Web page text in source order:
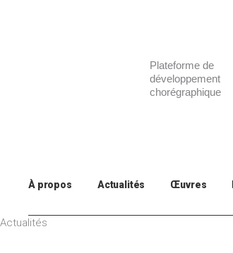
Plateforme de
développement
chorégraphique
À propos Actualités Œuvres
Actualités